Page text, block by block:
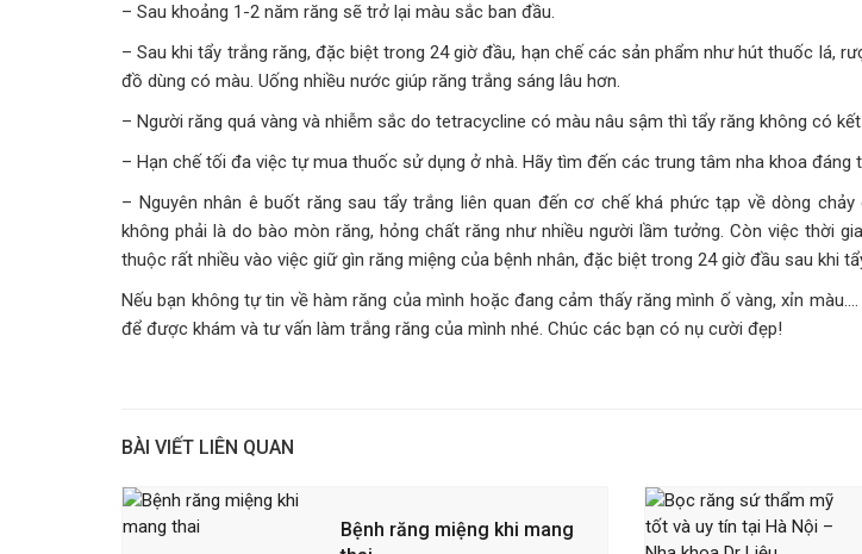
– Sau khoảng 1-2 năm răng sẽ trở lại màu sắc ban đầu.
– Sau khi tẩy trắng răng, đặc biệt trong 24 giờ đầu, hạn chế các sản phẩm như hút thuốc lá,
đồ dùng có màu. Uống nhiều nước giúp răng trắng sáng lâu hơn.
– Người răng quá vàng và nhiễm sắc do tetracycline có màu nâu sậm thì tẩy răng không có kết
– Hạn chế tối đa việc tự mua thuốc sử dụng ở nhà. Hãy tìm đến các trung tâm nha khoa đáng
– Nguyên nhân ê buốt răng sau tẩy trắng liên quan đến cơ chế khá phức tạp về dòng
không phải là do bào mòn răng, hỏng chất răng như nhiều người lầm tưởng. Còn việc thời
thuộc rất nhiều vào việc giữ gìn răng miệng của bệnh nhân, đặc biệt trong 24 giờ đầu sau khi
Nếu bạn không tự tin về hàm răng của mình hoặc đang cảm thấy răng mình ố vàng, xỉn màu….
để được khám và tư vấn làm trắng răng của mình nhé. Chúc các bạn có nụ cười đẹp!
BÀI VIẾT LIÊN QUAN
Bệnh răng miệng khi mang